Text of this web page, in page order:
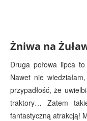
Żniwa na
Druga połowa lipca
Nawet nie
przypadłość, że
traktory… Zatem
fantastyczną atrakcją!